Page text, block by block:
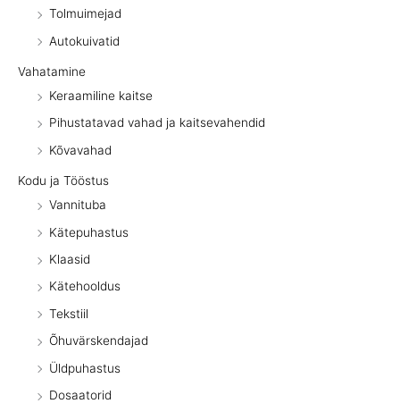
Tolmuimejad
Autokuivatid
Vahatamine
Keraamiline kaitse
Pihustatavad vahad ja kaitsevahendid
Kõvavahad
Kodu ja Tööstus
Vannituba
Kätepuhastus
Klaasid
Kätehooldus
Tekstiil
Õhuvärskendajad
Üldpuhastus
Dosaatorid